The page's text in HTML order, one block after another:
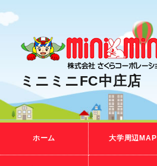
ミニミニFC中庄店
ホーム 大学周辺MAP